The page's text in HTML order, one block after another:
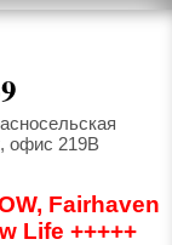
офис 219В
Fairhaven
Life +++++